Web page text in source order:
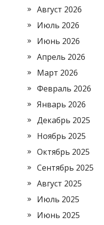
Август 2026
Июль 2026
Июнь 2026
Апрель 2026
Март 2026
Февраль 2026
Январь 2026
Декабрь 2025
Ноябрь 2025
Октябрь 2025
Сентябрь 2025
Август 2025
Июль 2025
Июнь 2025